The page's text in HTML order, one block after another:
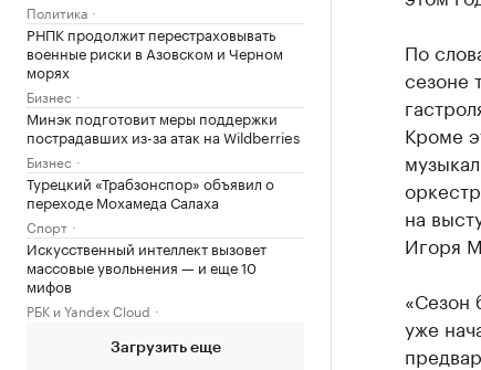
Политика
РНПК продолжит перестраховывать
военные риски в Азовском и Черном
морях
Бизнес
Минэк подготовит меры поддержки
пострадавших из-за атак на Wildberries
Бизнес
Турецкий «Трабзонспор» объявил о
переходе Мохамеда Салаха
Спорт
Искусственный интеллект вызовет
массовые увольнения — и еще 10
мифов
РБК и Yandex Cloud
Загрузить еще
По
сезоне
Кроме
на
Игоря
«Сезон
уже